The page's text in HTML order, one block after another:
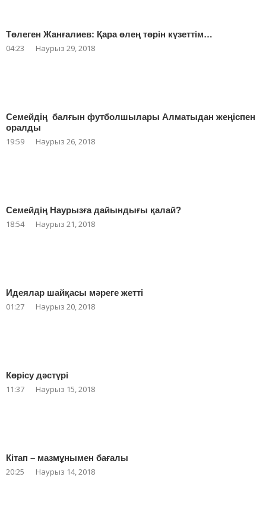
Төлеген Жанғалиев: Қара өлең төрін күзеттім…
04:23 Наурыз 29, 2018
Семейдің балғын футболшылары Алматыдан жеңіспен
оралды
19:59 Наурыз 26, 2018
Семейдің Наурызға дайындығы қалай?
18:54 Наурыз 21, 2018
Идеялар шайқасы мәреге жетті
01:27 Наурыз 20, 2018
Көрісу дәстүрі
11:37 Наурыз 15, 2018
Кітап – мазмұнымен бағалы
20:25 Наурыз 14, 2018